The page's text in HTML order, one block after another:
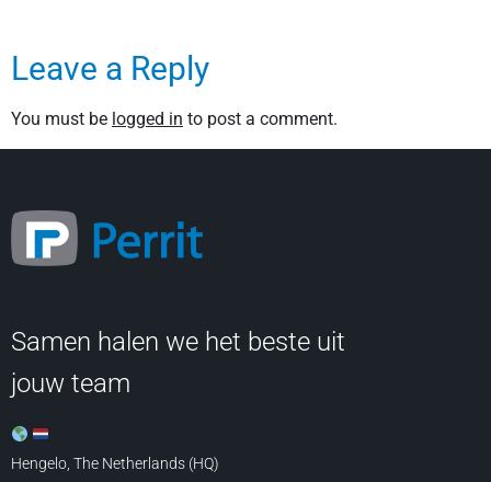
Leave a Reply
You must be logged in to post a comment.
Samen halen we het beste uit
jouw team
Hengelo, The Netherlands (HQ)